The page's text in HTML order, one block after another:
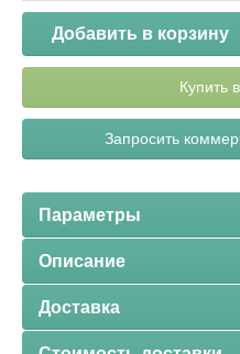
Добавить в корзину
Купить
Запросить
Параметры
Описание
Доставка